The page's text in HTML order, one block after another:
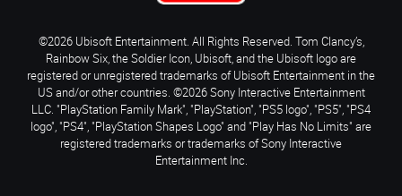
©2026 Ubisoft Entertainment. All Rights Reserved. Tom Clancy’s,
Rainbow Six, the Soldier Icon, Ubisoft, and the Ubisoft logo are
registered or unregistered trademarks of Ubisoft Entertainment in the
US and/or other countries. ©2026 Sony Interactive Entertainment
LLC. "PlayStation Family Mark", "PlayStation", "PS5 logo", "PS5", "PS4
logo", "PS4", "PlayStation Shapes Logo" and "Play Has No Limits" are
registered trademarks or trademarks of Sony Interactive
Entertainment Inc.